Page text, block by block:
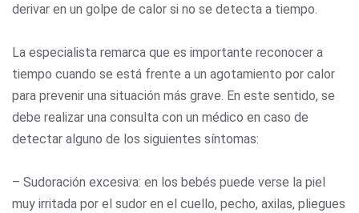
derivar en un golpe de calor si no se detecta a tiempo.
La especialista remarca que es importante reconocer a
tiempo cuando se está frente a un agotamiento por calor
para prevenir una situación más grave. En este sentido, se
debe realizar una consulta con un médico en caso de
detectar alguno de los siguientes síntomas:
– Sudoración excesiva: en los bebés puede verse la piel
muy irritada por el sudor en el cuello, pecho, axilas, pliegues